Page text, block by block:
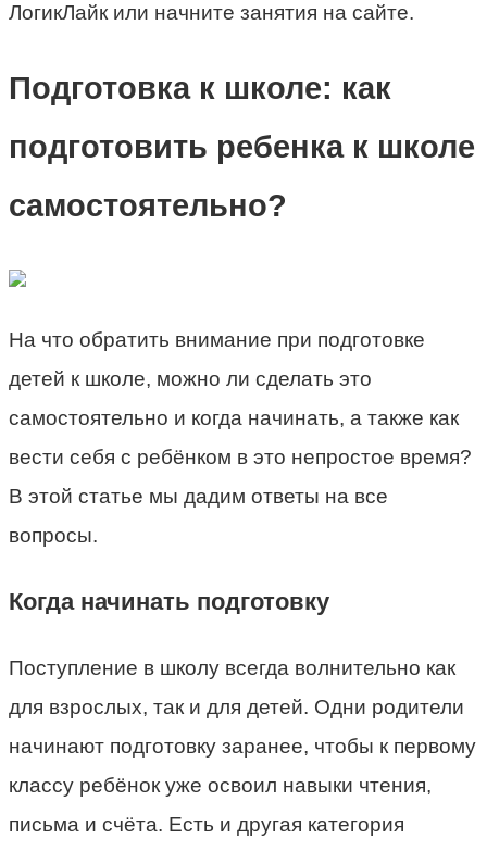
ЛогикЛайк или начните занятия на сайте.
Подготовка к школе: как
подготовить ребенка к школе
самостоятельно?
На что обратить внимание при подготовке
детей к школе, можно ли сделать это
самостоятельно и когда начинать, а также как
вести себя с ребёнком в это непростое время?
В этой статье мы дадим ответы на все
вопросы.
Когда начинать подготовку
Поступление в школу всегда волнительно как
для взрослых, так и для детей. Одни родители
начинают подготовку заранее, чтобы к первому
классу ребёнок уже освоил навыки чтения,
письма и счёта. Есть и другая категория